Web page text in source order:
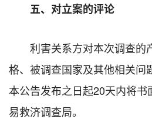
五、对立案的评论
利害关系方对本次调查的
格、被调查国家及其他相关问
本公告发布之日起20天内将书
易救济调查局。